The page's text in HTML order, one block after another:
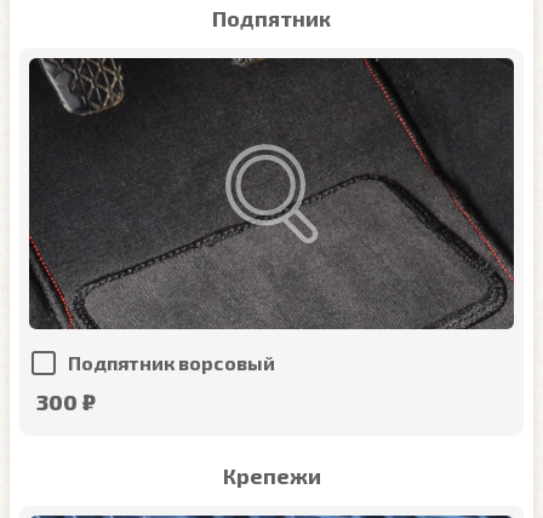
Подпятник
Подпятник ворсовый
300 ₽
Крепежи